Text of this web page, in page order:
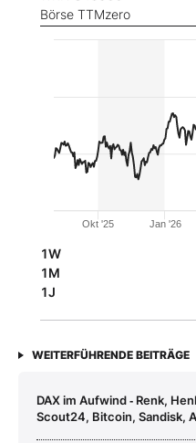
Börse TTMzero
Okt '25 Jan '26
1W
1M
1J
WEITERFÜHRENDE BEITRÄGE
DAX im Aufwind ‑ Renk,
Scout24, Bitcoin, Sandisk,